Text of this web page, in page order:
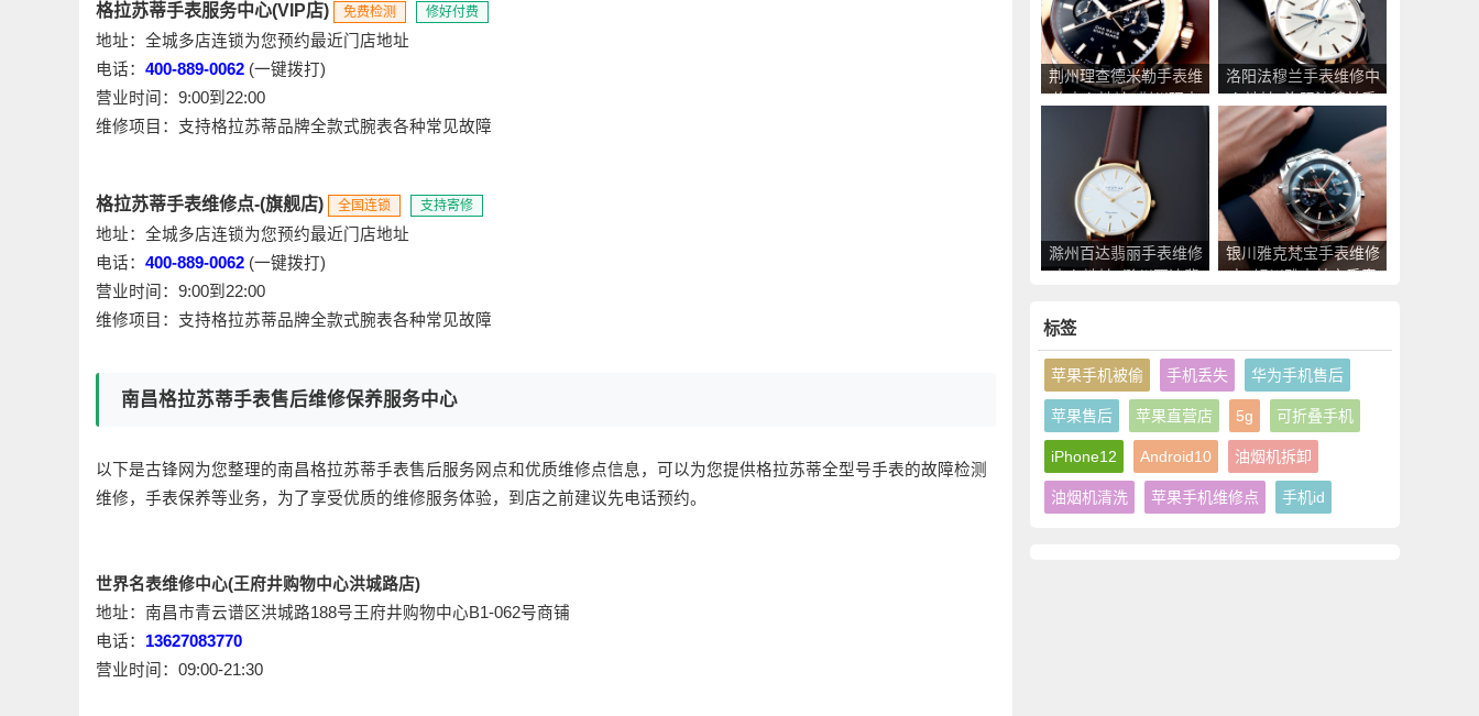
格拉苏蒂手表服务中心(VIP店) 免费检测 修好付费
地址：全城多店连锁为您预约最近门店地址
电话： 400-889-0062 (一键拨打)
营业时间：9:00到22:00
维修项目：支持格拉苏蒂品牌全款式腕表各种常见故障
格拉苏蒂手表维修点-(旗舰店) 全国连锁 支持寄修
地址：全城多店连锁为您预约最近门店地址
电话： 400-889-0062 (一键拨打)
营业时间：9:00到22:00
维修项目：支持格拉苏蒂品牌全款式腕表各种常见故障
南昌格拉苏蒂手表售后维修保养服务中心
以下是古锋网为您整理的南昌格拉苏蒂手表售后服务网点和优质维修点信息，可以为您提供格拉苏蒂全型号手表的故障检测
维修，手表保养等业务，为了享受优质的维修服务体验，到店之前建议先电话预约。
世界名表维修中心(王府井购物中心洪城路店)
地址：南昌市青云谱区洪城路188号王府井购物中心B1-062号商铺
电话： 13627083770
营业时间：09:00-21:30
荆州理查德米勒手表维
修中心地址_荆州理查
德米勒手表售后服务点
查询
洛阳法穆兰手表维修中
心地址_洛阳法穆兰手
表售后服务点查询
滁州百达翡丽手表维修
中心地址_滁州百达翡
银川雅克梵宝手表维修
点_银川雅克梵宝手表
标签
苹果手机被偷 手机丢失 华为手机售后
苹果售后 苹果直营店 5g 可折叠手机
iPhone12 Android10 油烟机拆卸
油烟机清洗 苹果手机维修点 手机id